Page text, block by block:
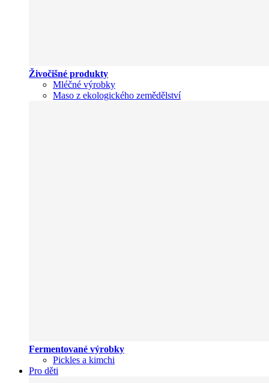
Živočišné produkty
Mléčné výrobky
Maso z ekologického zemědělství
Fermentované výrobky
Pickles a kimchi
Pro děti